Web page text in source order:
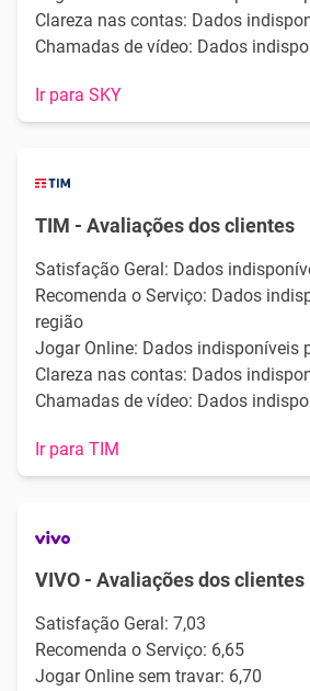
Clareza nas contas: Dados
Chamadas de vídeo: Dados
Ir para SKY
TIM - Avaliações dos clientes
Satisfação Geral: Dados
Recomenda o Serviço: Dados
região
Jogar Online: Dados indisponíveis
Clareza nas contas: Dados
Chamadas de vídeo: Dados
Ir para TIM
VIVO - Avaliações dos clientes
Satisfação Geral: 7,03
Recomenda o Serviço: 6,65
Jogar Online sem travar: 6,70